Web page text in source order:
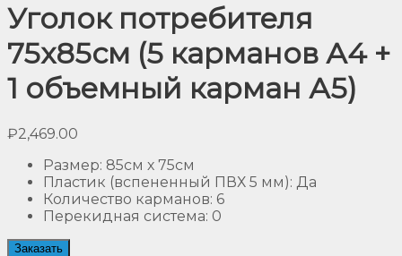
Уголок потребителя
75х85см (5 карманов А4 +
1 объемный карман А5)
₽2,469.00
Размер: 85см х 75см
Пластик (вспененный ПВХ 5 мм): Да
Количество карманов: 6
Перекидная система: 0
Заказать